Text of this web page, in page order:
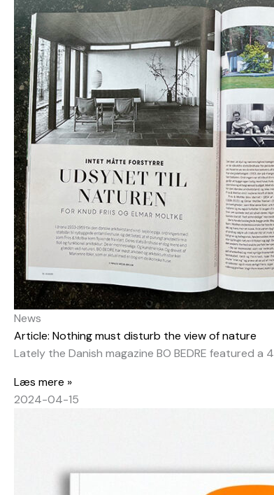
News
Article: Nothing must disturb the view of nature
Lately the Danish magazine BO BEDRE featured a
Læs mere »
2024-04-15